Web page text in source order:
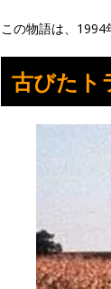
この物語は、1994
古びたト